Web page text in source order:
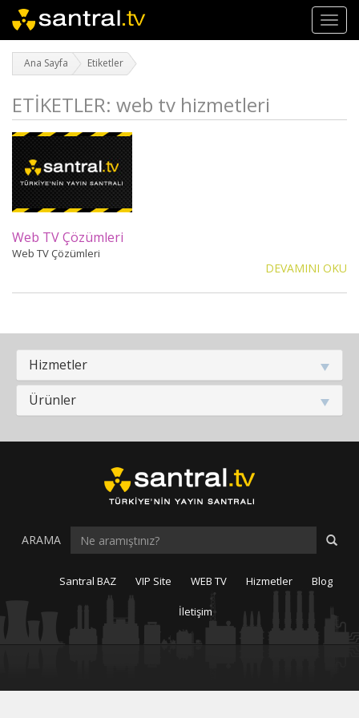
Ana Sayfa Etiketler
ETİKETLER: web tv hizmetleri
Web TV Çözümleri
Web TV Çözümleri
DEVAMINI OKU
Hizmetler
Ürünler
Site
içi
ARAMA
Santral BAZ VIP Site WEB TV Hizmetler Blog
İletişim